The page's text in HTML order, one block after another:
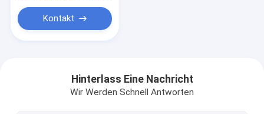
Kontakt
Hinterlass Eine Nachricht
Wir Werden Schnell Antworten